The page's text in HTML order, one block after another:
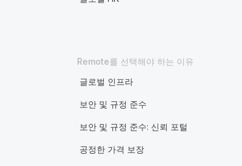
Remote를 선택해야 하는 이유
글로벌 인프라
보안 및 규정 준수
보안 및 규정 준수: 신뢰 포털
공정한 가격 보장